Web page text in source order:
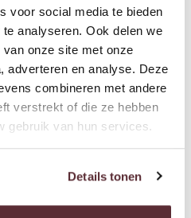
voor social media te bieden
analyseren. Ook delen we
onze site met onze
adverteren en analyse. Deze
combineren met andere
verstrekt of die ze hebben
gebruik van hun services.
Details tonen
FOTOS